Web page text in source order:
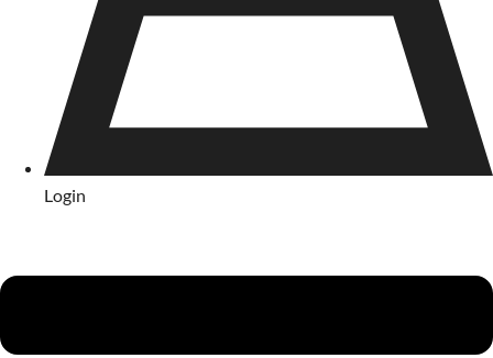
Login